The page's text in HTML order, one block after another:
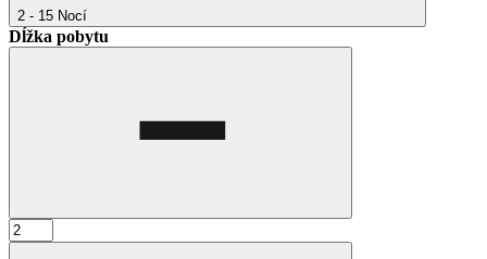
2 - 15 Nocí
Dĺžka pobytu